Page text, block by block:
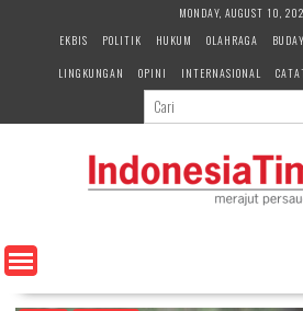
e
n
MONDAY, AUGUST 10,
EKBIS
POLITIK HUKUM OLAHRAGA
LINGKUNGAN
OPINI INTERNASIONAL